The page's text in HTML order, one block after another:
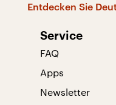
Entdecken Sie
Service
FAQ
Apps
Newsletter